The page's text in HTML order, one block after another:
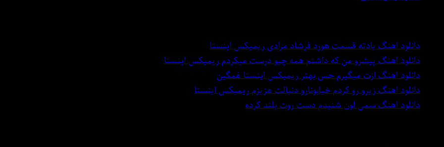
دانلود اهنگ یادته قسمت هورد فرشاد مرادی ریمیکس اینستا
دانلود اهنگ پیشرو من که داشتم همه چیو درست میکردم ریمیکس اینستا
دانلود اهنگ ازت میگیرم حس بهتر ریمیکس اینستا غمگین
دانلود اهنگ زیرو رو کردم خیابونارو دنبالت عزیزم ریمیکس اینستا
دانلود اهنگ سمی لون شنیدم دست روت بلند کرده